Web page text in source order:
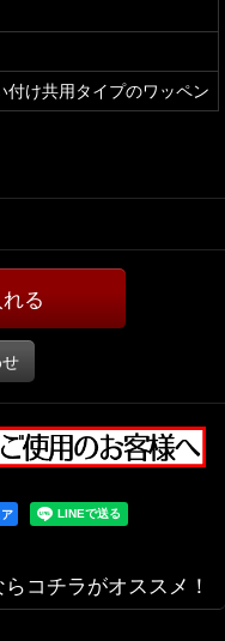
付け共用タイプのワッペン
る
コチラがオススメ！